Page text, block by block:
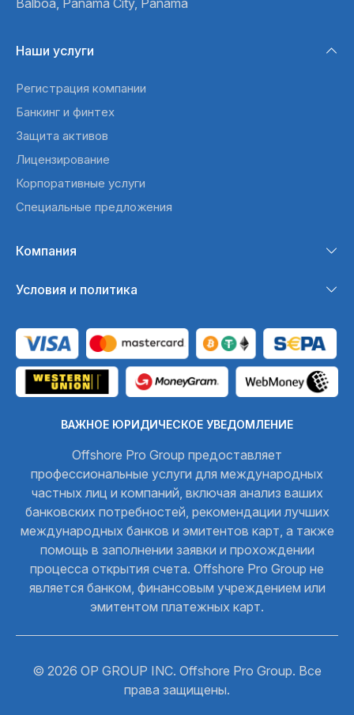
Наши услуги
Регистрация компании
Банкинг и финтех
Защита активов
Лицензирование
Корпоративные услуги
Специальные предложения
Компания
Условия и политика
ВАЖНОЕ ЮРИДИЧЕСКОЕ УВЕДОМЛЕНИЕ
Offshore Pro Group предоставляет
профессиональные услуги для международных
частных лиц и компаний, включая анализ ваших
банковских потребностей, рекомендации лучших
международных банков и эмитентов карт, а также
помощь в заполнении заявки и прохождении
процесса открытия счета. Offshore Pro Group не
является банком, финансовым учреждением или
эмитентом платежных карт.
© 2026 OP GROUP INC. Offshore Pro Group. Все
права защищены.